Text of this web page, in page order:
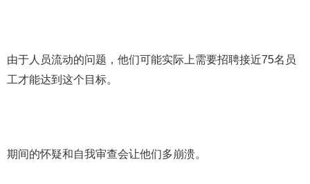
由于人员流动的问题，他们可能实际上需要招聘接近75名员
工才能达到这个目标。
期间的怀疑和自我审查会让他们多崩溃。